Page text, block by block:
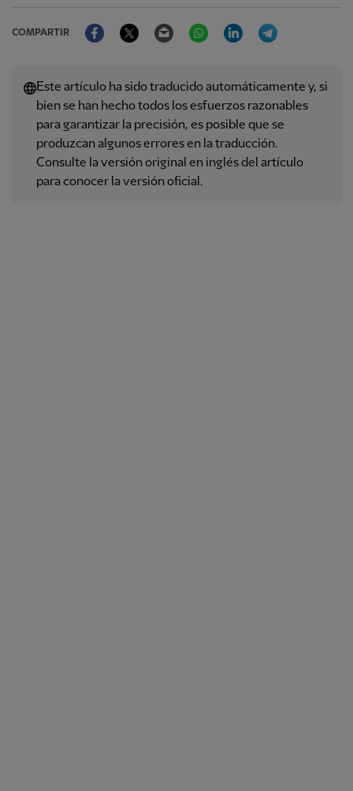
COMPARTIR
FacebookTwitter Email WhatsAppLinkedIn
Este artículo ha sido traducido automáticamente y, si
bien se han hecho todos los esfuerzos razonables
para garantizar la precisión, es posible que se
produzcan algunos errores en la traducción.
Consulte la versión original en inglés del artículo
para conocer la versión oficial.